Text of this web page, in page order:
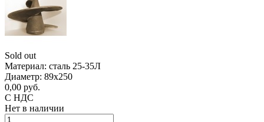
Sold out
Материал: сталь 25-35Л
Диаметр: 89х250
0,00 руб.
С НДС
Нет в наличии